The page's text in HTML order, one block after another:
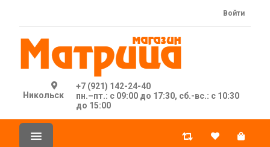
Никольск
+7 (921) 142-24-40
пн.–пт.: с 09:00 до 17:30, сб.-вс.: с 10:30
до 15:00
Войти